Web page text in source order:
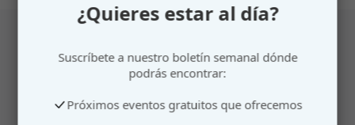
Atención personalizada
Gestione su cita o envíenos sus sugerencias de
¿Quieres estar al día?
Suscríbete a nuestro boletín semanal dónde
podrás encontrar:
Próximos eventos gratuitos que ofrecemos